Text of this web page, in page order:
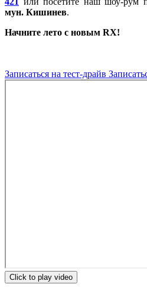
мун. Кишинев.
Начните лето
Записаться на тест-драйв
Click to play video